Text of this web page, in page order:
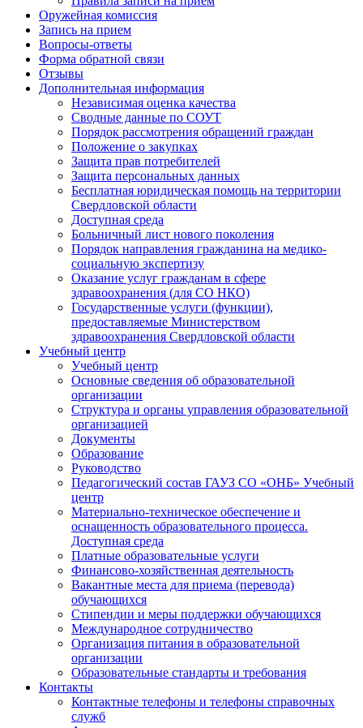
Оружейная комиссия
Запись на прием
Вопросы-ответы
Форма обратной связи
Отзывы
Дополнительная информация
Независимая оценка качества
Сводные данные по СОУТ
Порядок рассмотрения обращений граждан
Положение о закупках
Защита прав потребителей
Защита персональных данных
Бесплатная юридическая помощь на территории
Свердловской области
Доступная среда
Больничный лист нового поколения
Порядок направления гражданина на медико-
социальную экспертизу
Оказание услуг гражданам в сфере
здравоохранения (для СО НКО)
Государственные услуги (функции),
предоставляемые Министерством
здравоохранения Свердловской области
Учебный центр
Учебный центр
Основные сведения об образовательной
организации
Структура и органы управления образовательной
организацией
Документы
Образование
Руководство
Педагогический состав ГАУЗ СО «ОНБ» Учебный
центр
Материально-техническое обеспечение и
оснащенность образовательного процесса.
Доступная среда
Платные образовательные услуги
Финансово-хозяйственная деятельность
Вакантные места для приема (перевода)
обучающихся
Стипендии и меры поддержки обучающихся
Международное сотрудничество
Организация питания в образовательной
организации
Образовательные стандарты и требования
Контакты
Контактные телефоны и телефоны справочных
служб